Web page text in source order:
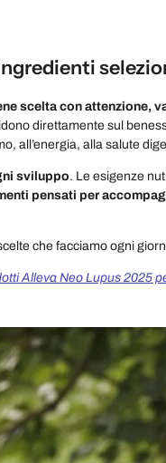
scelta con attenzione,
direttamente sul
all’energia, alla salute
sviluppo. Le esigenze
pensati per
che facciamo ogni
Alleva Neo Lupus 2025